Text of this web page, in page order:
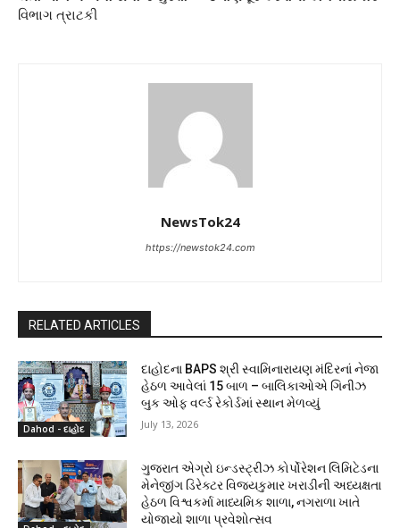
વિભાગ ત્રાટકી
NewsTok24
https://newstok24.com
RELATED ARTICLES
Dahod - દાહોદ
દાહોદના BAPS શ્રી સ્વામિનારાયણ મંદિરનાં નેજા
હેઠળ આવેલાં 15 બાળ – બાલિકાઓએ ગિનીઝ
બુક ઓફ વર્લ્ડ રેકોર્ડમાં સ્થાન મેળવ્યું
July 13, 2026
ગુજરાત એગ્રો ઇન્ડસ્ટ્રીઝ કોર્પોરેશન લિમિટેડના
મેનેજીંગ ડિરેક્ટર વિજયકુમાર ખરાડીની અધ્યક્ષતા
હેઠળ વિશ્વકર્મા માધ્યમિક શાળા, નગરાળા ખાતે
યોજાયો શાળા પ્રવેશોત્સવ